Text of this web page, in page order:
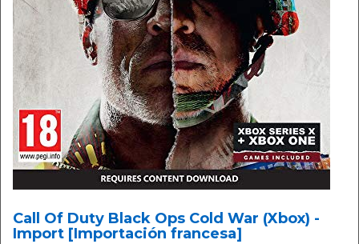
Call Of Duty Black Ops Cold War (Xbox) -
Import [Importación francesa]